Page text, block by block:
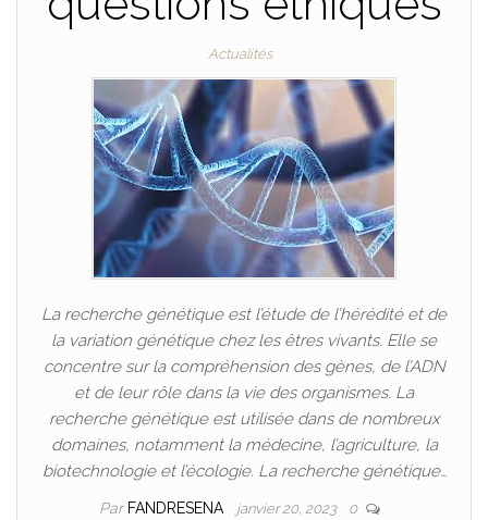
Actualités
La recherche génétique est l’étude de l’hérédité et de
la variation génétique chez les êtres vivants. Elle se
concentre sur la compréhension des gènes, de l’ADN
et de leur rôle dans la vie des organismes. La
recherche génétique est utilisée dans de nombreux
domaines, notamment la médecine, l’agriculture, la
biotechnologie et l’écologie. La recherche génétique…
Par FANDRESENA janvier 20, 2023 0